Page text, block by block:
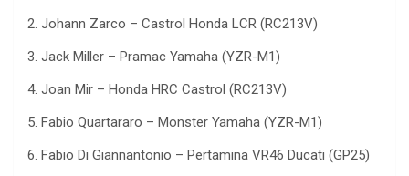
2. Johann Zarco – Castrol Honda LCR (RC213V)
3. Jack Miller – Pramac Yamaha (YZR-M1)
4. Joan Mir – Honda HRC Castrol (RC213V)
5. Fabio Quartararo – Monster Yamaha (YZR-M1)
6. Fabio Di Giannantonio – Pertamina VR46 Ducati (GP25)